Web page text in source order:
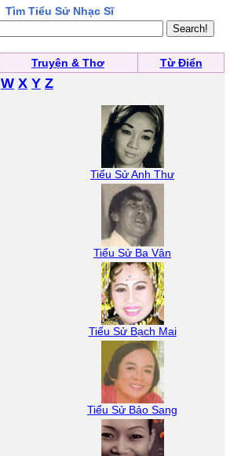
Tìm Tiểu Sử Nhạc Sĩ
Truyện & Thơ
Từ Điển
W X Y Z
Tiểu Sử Anh Thư
Tiểu Sử Ba Vân
Tiểu Sử Bạch Mai
Tiểu Sử Bảo Sang